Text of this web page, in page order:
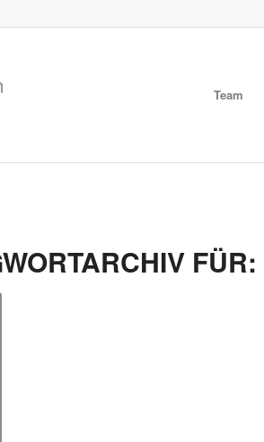
Team
FÜR: